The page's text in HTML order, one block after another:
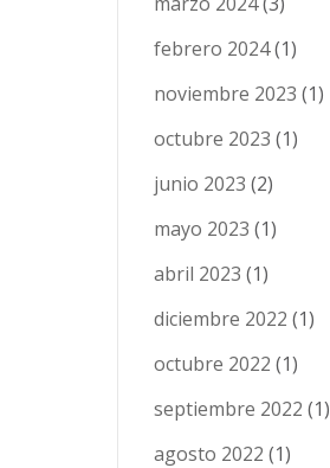
febrero 2024(1)
noviembre 2023 (1)
octubre 2023 (1)
junio 2023 (2)
mayo 2023 (1)
abril 2023 (1)
diciembre 2022 (1)
octubre 2022 (1)
septiembre 2022 (1)
agosto 2022 (1)